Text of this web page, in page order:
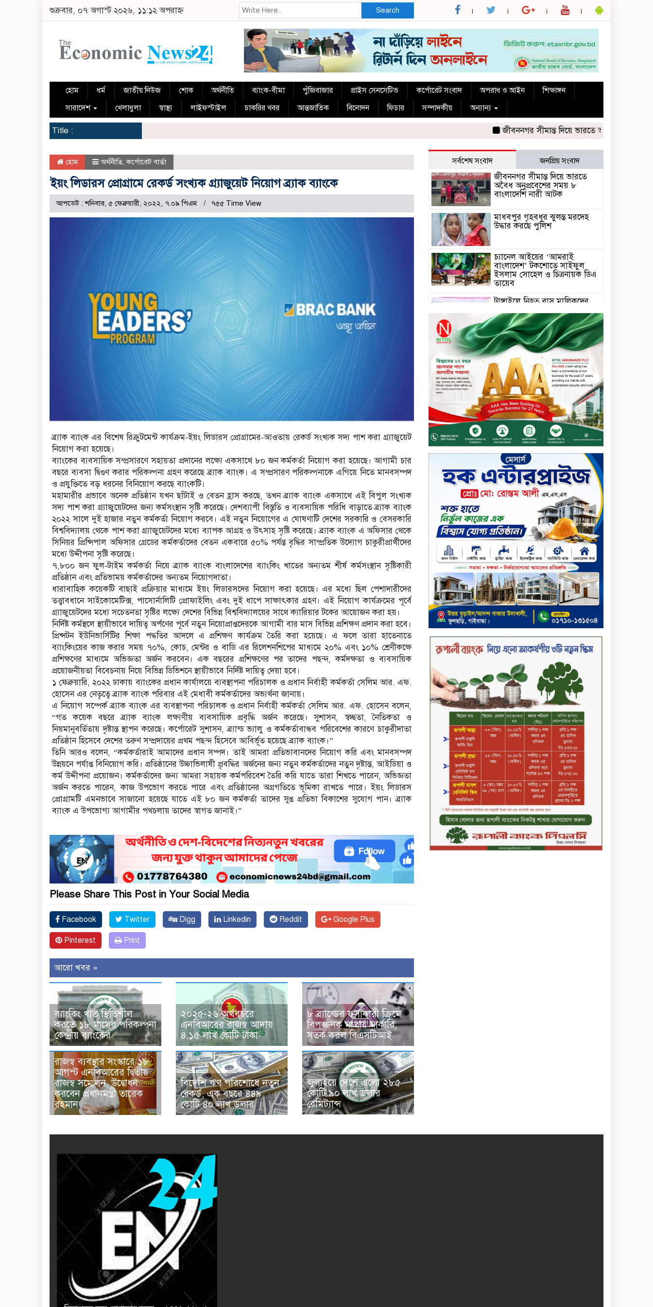
শুক্রবার, ০৭ অগাস্ট ২০২৬, ১১:১২ অপরাহ্ন Search
হোম ধর্ম জাতীয় নিউজ শোক অর্থনীতি ব্যাংক-বীমা পুঁজিবাজার প্রাইস সেনসেটিভ কর্পোরেট সংবাদ অপরাধ ও আইন
শিক্ষাঙ্গন
সারাদেশ
খেলাধুলা স্বাস্থ্য লাইফস্টাইল চাকরির খবর আন্তজাতিক বিনোদন ফিচার সম্পাদকীয় অন্যান্য
Title : জীবননগর সীমান্ত দিয়ে ভারতে অবৈধ অনুপ্রবেশের
হোম অর্থনীতি,কর্পোরেট বার্তা
ইয়ং লিডারস প্রোগ্রামে রেকর্ড সংখ্যক গ্র্যাজুয়েট নিয়োগ ব্র্যাক ব্যাংকে
আপডেট : শনিবার, ৫ ফেব্রুয়ারী, ২০২২, ৭.০৯ পিএম ৭৫৫ Time View
ব্র্যাক ব্যাংক এর বিশেষ রিক্রুটমেন্ট কার্যক্রম-ইয়ং লিডারস প্রোগ্রামের-আওতায় রেকর্ড সংখ্যক সদ্য পাশ করা গ্র্যাজুয়েট
নিয়োগ করা হয়েছে।
ব্যাংকের ব্যবসায়িক সম্প্রসারণে সহায়তা প্রদানের লক্ষ্যে একসাথে ৮০ জন কর্মকর্তা নিয়োগ করা হয়েছে। আগামী চার
বছরে ব্যবসা দ্বিগুণ করার পরিকল্পনা গ্রহণ করেছে ব্র্যাক ব্যাংক। এ সম্প্রসারণ পরিকল্পনাকে এগিয়ে নিতে মানবসম্পদ
ও প্রযুক্তিতে বড় ধরনের বিনিয়োগ করছে ব্যাংকটি।
মহামারীর প্রভাবে অনেক প্রতিষ্ঠান যখন ছাঁটাই ও বেতন হ্রাস করছে, তখন ব্র্যাক ব্যাংক একসাথে এই বিপুল সংখ্যক
সদ্য পাশ করা গ্র্যাজুয়েটদের জন্য কর্মসংস্থান সৃষ্টি করেছে। দেশব্যাপী বিস্তৃতি ও ব্যবসায়িক পরিধি বাড়াতে ব্র্যাক ব্যাংক
২০২২ সালে দুই হাজার নতুন কর্মকর্তা নিয়োগ করবে। এই নতুন নিয়োগের এ ঘোষণাটি দেশের সরকারি ও বেসরকারি
বিশ্ববিদ্যালয় থেকে পাশ করা গ্র্যাজুয়েটদের মধ্যে ব্যাপক আগ্রহ ও উৎসাহ সৃষ্টি করেছে। ব্র্যাক ব্যাংক এ অফিসার থেকে
সিনিয়র প্রিন্সিপাল অফিসার গ্রেডের কর্মকর্তাদের বেতন একবারে ৫০% পর্যন্ত বৃদ্ধির সাম্প্রতিক উদ্যোগ চাকুরীপ্রার্থীদের
মধ্যে উদ্দীপনা সৃষ্টি করেছে।
৭,৮০০ জন ফুল-টাইম কর্মকর্তা নিয়ে ব্র্যাক ব্যাংক বাংলাদেশের ব্যাংকিং খাতের অন্যতম শীর্ষ কর্মসংস্থান সৃষ্টিকারী
প্রতিষ্ঠান এবং প্রতিভাময় কর্মকর্তাদের অন্যতম নিয়োগদাতা।
ধারাবাহিক কয়েকটি বাছাই প্রক্রিয়ার মাধ্যমে ইয়ং লিডারসদের নিয়োগ করা হয়েছে। এর মধ্যে ছিল পেশাদারীদের
তত্ত্বাবধানে সাইকোমেটিক্স, পাসোর্নালিটি প্রোফাইলিং এবং দুই ধাপে সাক্ষাৎকার গ্রহণ। এই নিয়োগ কার্যক্রমের পূর্বে
গ্র্যাজুয়েটদের মধ্যে সচেতনতা সৃষ্টির লক্ষ্যে দেশের বিভিন্ন বিশ্ববিদ্যালয়ের সাথে ক্যারিয়ার টকের আয়োজন করা হয়।
নির্দিষ্ট কর্মস্থলে স্থায়ীভাবে দায়িত্ব অর্পণের পূর্বে নতুন নিয়োপ্রাপ্তদেরকে আগামী বার মাস বিভিন্ন প্রশিক্ষণ প্রদান করা হবে।
প্রিন্সটন ইউনিভা‌র্সিটির শিক্ষা পদ্ধতির আদলে এ প্রশিক্ষণ কার্যক্রম তৈরি করা হয়েছে। এ ফলে তারা হাতেনাতে
ব্যাংকিংয়ের কাজ করার সময় ৭০%, কোচ, মেন্টর ও বাডি এর রিলেশনশিপের মাধ্যমে ২০% এবং ১০% শ্রেণীকক্ষে
প্রশিক্ষণের মাধ্যমে অভিজ্ঞতা অর্জন করবেন। এক বছরের প্রশিক্ষণের পর তাদের পছন্দ, কর্মদক্ষতা ও ব্যবসায়িক
প্রয়োজনীয়তা বিবেচনায় নিয়ে বিভিন্ন ডিভিশনে স্থায়ীভাবে নির্দিষ্ট দায়িত্ব দেয়া হবে।
১ ফেব্রুয়ারি, ২০২২ ঢাকায় ব্যাংকের প্রধান কার্যালয়ে ব্যবস্থাপনা পরিচালক ও প্রধান নির্বাহী কর্মকর্তা সেলিম আর. এফ.
হোসেন এর নেতৃত্বে ব্র্যাক ব্যাংক পরিবার এই মেধাবী কর্মকর্তাদের অভ্যর্থনা জানায়।
এ নিয়োগ সম্পের্ক ব্র্যাক ব্যাংক এর ব্যবস্থাপনা পরিচালক ও প্রধান নির্বাহী কর্মকর্তা সেলিম আর. এফ. হোসেন বলেন,
“গত কয়েক বছরে ব্র্যাক ব্যাংক লক্ষ্যণীয় ব্যবসায়িক প্রবৃদ্ধি অর্জন করেছে। সুশাসন, স্বচ্ছতা, নৈতিকতা ও
নিয়মানুবর্তিতায় দৃষ্টান্ত স্থাপন করেছে। কর্পোরেট সুশাসন, ব্র্যান্ড ভ্যালু ও কর্মকর্তাবান্ধব পরিবেশের কারণে চাকুরীদাতা
প্রতিষ্ঠান হিসেবে দেশের তরুণ সম্প্রদায়ের প্রথম পছন্দ হিসেবে আবির্ভূত হয়েছে ব্র্যাক ব্যাংক।”
তিনি আরও বলেন, “কর্মকর্তারাই আমাদের প্রধান সম্পদ। তাই আমরা প্রতিভাবানদের নিয়োগ করি এবং মানবসম্পদ
উন্নয়নে পর্যাপ্ত বিনিয়োগ করি। প্রতিষ্ঠানের উচ্চাভিলাষী প্রৃবদ্ধির অর্জনের জন্য নতুন কর্মকর্তাদের নতুন দৃষ্টান্ত, আইডিয়া ও
কর্ম উদ্দীপনা প্রয়োজন। কর্মকর্তাদের জন্য আমরা সহায়ক কর্মপরিবেশ তৈরি করি যাতে তারা শিখতে পারেন, অভিজ্ঞতা
অর্জন করতে পারেন, কাজ উপভোগ করতে পারে এবং প্রতিষ্ঠানের অগ্রগতিতে ভূমিকা রাখতে পারে। ইয়ং লিডারস
প্রোগ্রামটি এমনভাবে সাজানো হয়েছে যাতে এই ৮০ জন কর্মকর্তা তাদের সুপ্ত প্রতিভা বিকাশের সুযোগ পান। ব্র্যাক
ব্যাংক এ উপভোগ্য আগামীর পথচলায় তাদের স্বাগত জানাই।”
Please Share This Post in Your Social Media
Facebook Twitter Digg Linkedin Reddit Google Plus
Pinterest Print
আরো খবর »
ব্যাংকিং খাত স্থিতিশীল
করতে ১৮ মাসের পরিকল্পনা
কেন্দ্রীয় ব্যাংকের
২০২৫-২৬ অর্থবছরে
এনবিআরের রাজস্ব আদায়
৪.১৫ লাখ কোটি টাকা
৮ ব্র্যান্ডের ফর্সাকারী ক্রিমে
বিপজ্জনক মাত্রায় মার্কারি,
সতর্ক করল বিএসটিআই
রাজস্ব ব্যবস্থার সংস্কারে ১৮
আগস্ট এনবিআরের দ্বিতীয়
রাজস্ব সম্মেলন, উদ্বোধন
করবেন প্রধানমন্ত্রী তারেক
রহমান
বিদেশি ঋণ পরিশোধে নতুন
রেকর্ড, এক বছরে ৪৪৯
কোটি ৪০ লাখ ডলার
জুলাইয়ে দেশে এলো ২৮৫
কোটি ৯০ লাখ ডলার
রেমিট্যান্স
সর্বশেষ সংবাদ জনপ্রিয় সংবাদ
জীবননগর সীমান্ত দিয়ে ভারতে
অবৈধ অনুপ্রবেশের সময় ৮
বাংলাদেশি নারী আটক
মাধবপুর গৃহবধূর ঝুলন্ত মরদেহ
উদ্ধার করছে পুলিশ
চ্যানেল আইয়ের ‘আমরাই
বাংলাদেশ’ টকশোতে সাইফুল
ইসলাম সোহেল ও চিত্রনায়ক ডিএ
তায়েব
টাঙ্গাইলে নিহত বাস মালিকদের
প্রদান
টাঙ্গাইলে ভাষা কর্মশালা ও পুরষ্কার
বিতরণ
সড়ক নিরাপত্তায় বিশেষ অবদান
রাখায় নিসচা বিশেষ সম্মাননা
পেলেন লায়ন গনি মিয়া বাবুল
মার্কেন্টাইল ব্যাংকের নির্বাহী
কমিটির চেয়ারম্যান হলেন
আনোয়ারুল হক
সপ্তাহের শেষ কার্যদিবসে
লেনদেনের তালিকায় শীর্ষে উঠে
এসেছে শার্প ইন্ডাস্ট্রিজ
সপ্তাহের শেষ কার্যদিবসে
দরপতনের শীর্ষে সেনা ইন্স্যুরেন্স
সপ্তাহের শেষ কার্যদিবসে দরবৃদ্ধির
শীর্ষে নিটল ইন্স্যুরেন্স
সিলেটের ওসমানীনগরে দুই বাসের
মুখোমুখি সংঘর্ষে ৮ জন নিহত
২০২৯ সালের মধ্যে বাংলাদেশের
সবচেয়ে বিশ্বস্ত, টেকসই ও
ক্যাশলেস ব্যাংক হওয়ার লক্ষ্য
নিয়ে ‘ভিশন ২০২৯’ উন্মোচন করল
কমিউনিটি ব্যাংক বাংলাদেশ
পিএলসি
শিক্ষার্থীদের জন্য দারাজে
এক্সক্লুসিভ ডিসকাউন্ট নিয়ে আসছে
রিয়েলমি সি১০০এক্স
পরিবারের কাছে কিশোরের
কান্নাজড়িত কণ্ঠ শোনিয়ে ১২ লাখ
টাকা মুক্তিপণ দাবি, টাকা না পেয়ে
শ্বাসরোধে হত্যা—আলোচিত
রাফিজ হত্যা মামলার অন্যতম
আসামি গাজীপুর থেকে গ্রেফতার
নড়াইলে বিএনপির ৬ নেতার
বহিষ্কারাদেশ প্রত্যাহার